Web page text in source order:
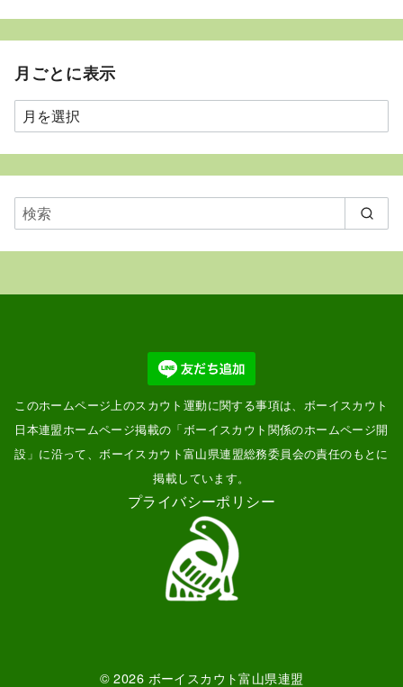
月ごとに表示
月
ご
と
表
示
このホームページ上のスカウト運動に関する事項は、ボーイスカウト
日本連盟ホームページ掲載の「ボーイスカウト関係のホームページ開
設 」に沿って、ボーイスカウト富山県連盟総務委員会の責任のもとに
掲載しています。
プライバシーポリシー
© 2026 ボーイスカウト富山県連盟